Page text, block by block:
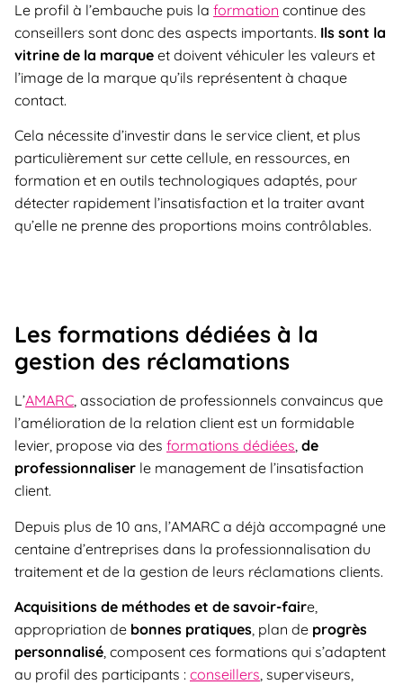
Le profil à l’embauche puis la formation continue des
conseillers sont donc des aspects importants. Ils sont la
vitrine de la marque et doivent véhiculer les valeurs et
l’image de la marque qu’ils représentent à chaque
contact.
Cela nécessite d’investir dans le service client, et plus
particulièrement sur cette cellule, en ressources, en
formation et en outils technologiques adaptés, pour
détecter rapidement l’insatisfaction et la traiter avant
qu’elle ne prenne des proportions moins contrôlables.
Les formations dédiées à la
gestion des réclamations
L’AMARC, association de professionnels convaincus que
l’amélioration de la relation client est un formidable
levier, propose via des formations dédiées, de
professionnaliser le management de l’insatisfaction
client.
Depuis plus de 10 ans, l’AMARC a déjà accompagné une
centaine d’entreprises dans la professionnalisation du
traitement et de la gestion de leurs réclamations clients.
Acquisitions de méthodes et de savoir-faire,
appropriation de bonnes pratiques, plan de progrès
personnalisé, composent ces formations qui s’adaptent
au profil des participants : conseillers, superviseurs,